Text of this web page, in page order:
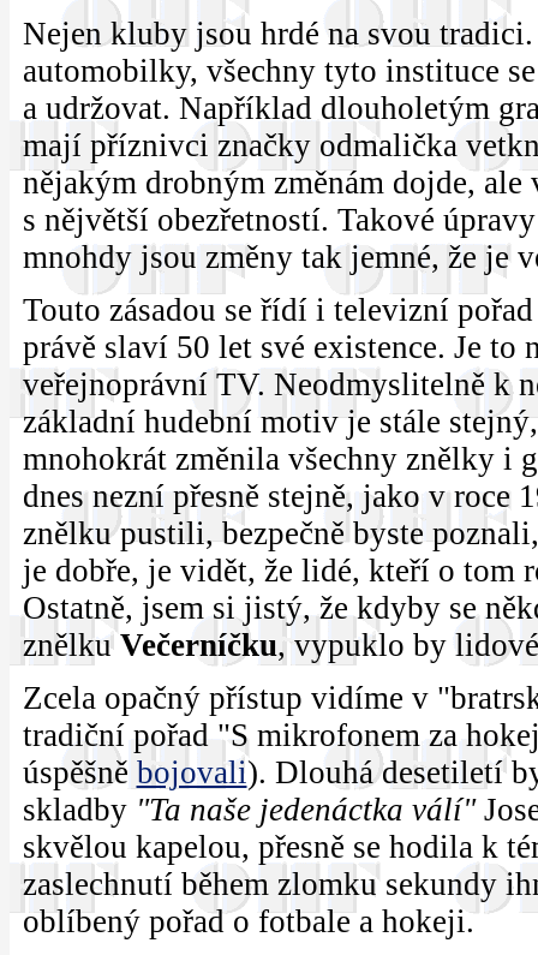
Nejen kluby jsou hrdé na svou
automobilky, všechny tyto instituce
a udržovat. Například dlouholetým
mají příznivci značky odmalička
nějakým drobným změnám dojde,
s nějvětší obezřetností. Takové
mnohdy jsou změny tak jemné, že je
Touto zásadou se řídí i televizní
právě slaví 50 let své existence. Je
veřejnoprávní TV. Neodmyslitelně k
základní hudební motiv je stále
mnohokrát změnila všechny znělky i
dnes nezní přesně stejně, jako v roce
znělku pustili, bezpečně byste
je dobře, je vidět, že lidé, kteří o tom
Ostatně, jsem si jistý, že kdyby se
znělkuVečerníčku, vypuklo by
Zcela opačný přístup vidíme v
tradiční pořad "S mikrofonem za
úspěšně bojovali). Dlouhá desetiletí
skladby "Ta naše jedenáctka válí"
skvělou kapelou, přesně se hodila k
zaslechnutí během zlomku sekundy
oblíbený pořad o fotbale a hokeji.